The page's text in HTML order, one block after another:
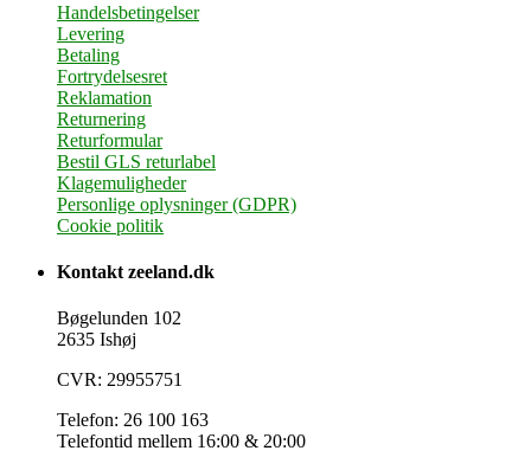
Handelsbetingelser
Levering
Betaling
Fortrydelsesret
Reklamation
Returnering
Returformular
Bestil GLS returlabel
Klagemuligheder
Personlige oplysninger (GDPR)
Cookie politik
Kontakt zeeland.dk
Bøgelunden 102
2635 Ishøj
CVR: 29955751
Telefon: 26 100 163
Telefontid mellem 16:00 & 20:00